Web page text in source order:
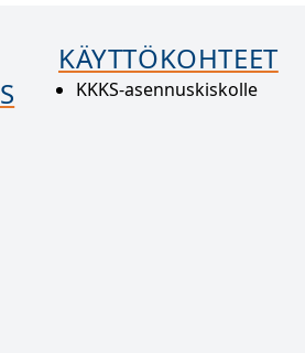
KÄYTTÖKOHTEET
KKKS-asennuskiskolle